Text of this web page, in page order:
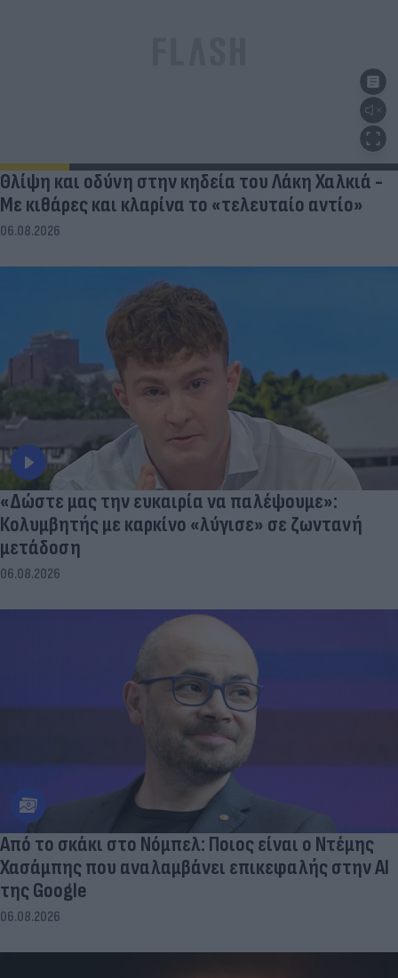
Θλίψη και οδύνη στην κηδεία του Λάκη Χαλκιά -
Με κιθάρες και κλαρίνα το «τελευταίο αντίο»
06.08.2026
«Δώστε μας την ευκαιρία να παλέψουμε»:
Κολυμβητής με καρκίνο «λύγισε» σε ζωντανή
μετάδοση
06.08.2026
Από το σκάκι στο Νόμπελ: Ποιος είναι ο Ντέμης
Χασάμπης που αναλαμβάνει επικεφαλής στην ΑΙ
της Google
06.08.2026